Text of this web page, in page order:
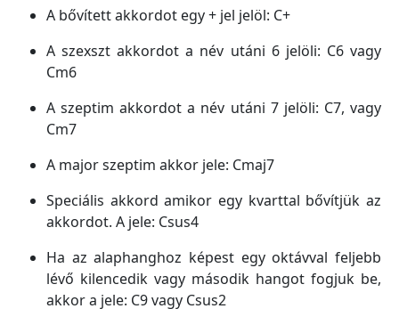
A bővített akkordot egy + jel jelöl: C+
A szexszt akkordot a név utáni 6 jelöli: C6 vagy
Cm6
A szeptim akkordot a név utáni 7 jelöli: C7, vagy
Cm7
A major szeptim akkor jele: Cmaj7
Speciális akkord amikor egy kvarttal bővítjük az
akkordot. A jele: Csus4
Ha az alaphanghoz képest egy oktávval feljebb
lévő kilencedik vagy második hangot fogjuk be,
akkor a jele: C9 vagy Csus2